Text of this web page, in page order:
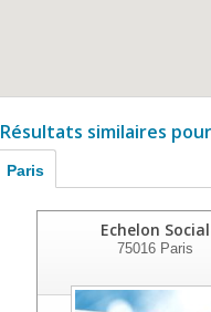
Résultats similaires
Paris
Echelon Social
75016 Paris